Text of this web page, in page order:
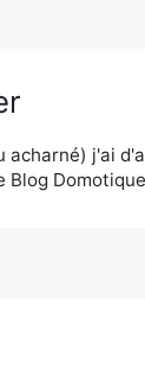
acharné) j'ai
Blog